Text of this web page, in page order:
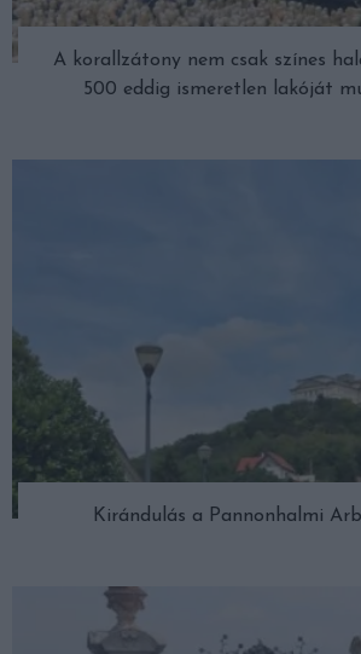
A korallzátony nem csak színes
500 eddig ismeretlen lakóját
Kirándulás a Pannonhalmi